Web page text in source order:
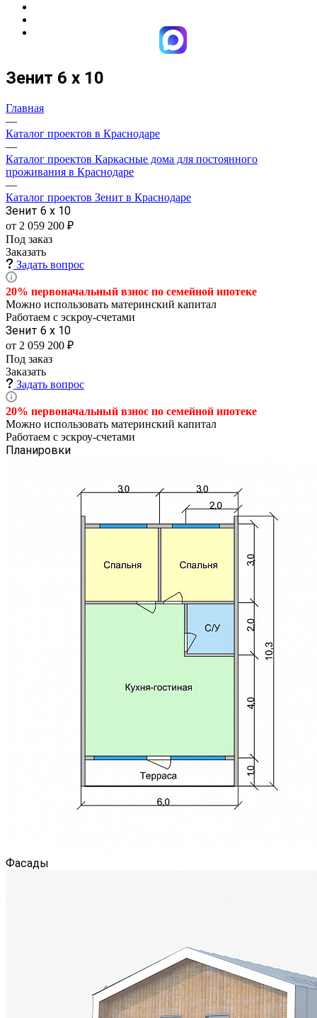
Зенит 6 х 10
Главная
—
Каталог проектов в Краснодаре
—
Каталог проектов Каркасные дома для постоянного
проживания в Краснодаре
—
Каталог проектов Зенит в Краснодаре
Зенит 6 х 10
от 2 059 200 ₽
Под заказ
Заказать
Задать вопрос
20% первоначальный взнос по семейной ипотеке
Можно использовать материнский капитал
Работаем с эскроу-счетами
Зенит 6 х 10
от 2 059 200 ₽
Под заказ
Заказать
Задать вопрос
20% первоначальный взнос по семейной ипотеке
Можно использовать материнский капитал
Работаем с эскроу-счетами
Планировки
Фасады